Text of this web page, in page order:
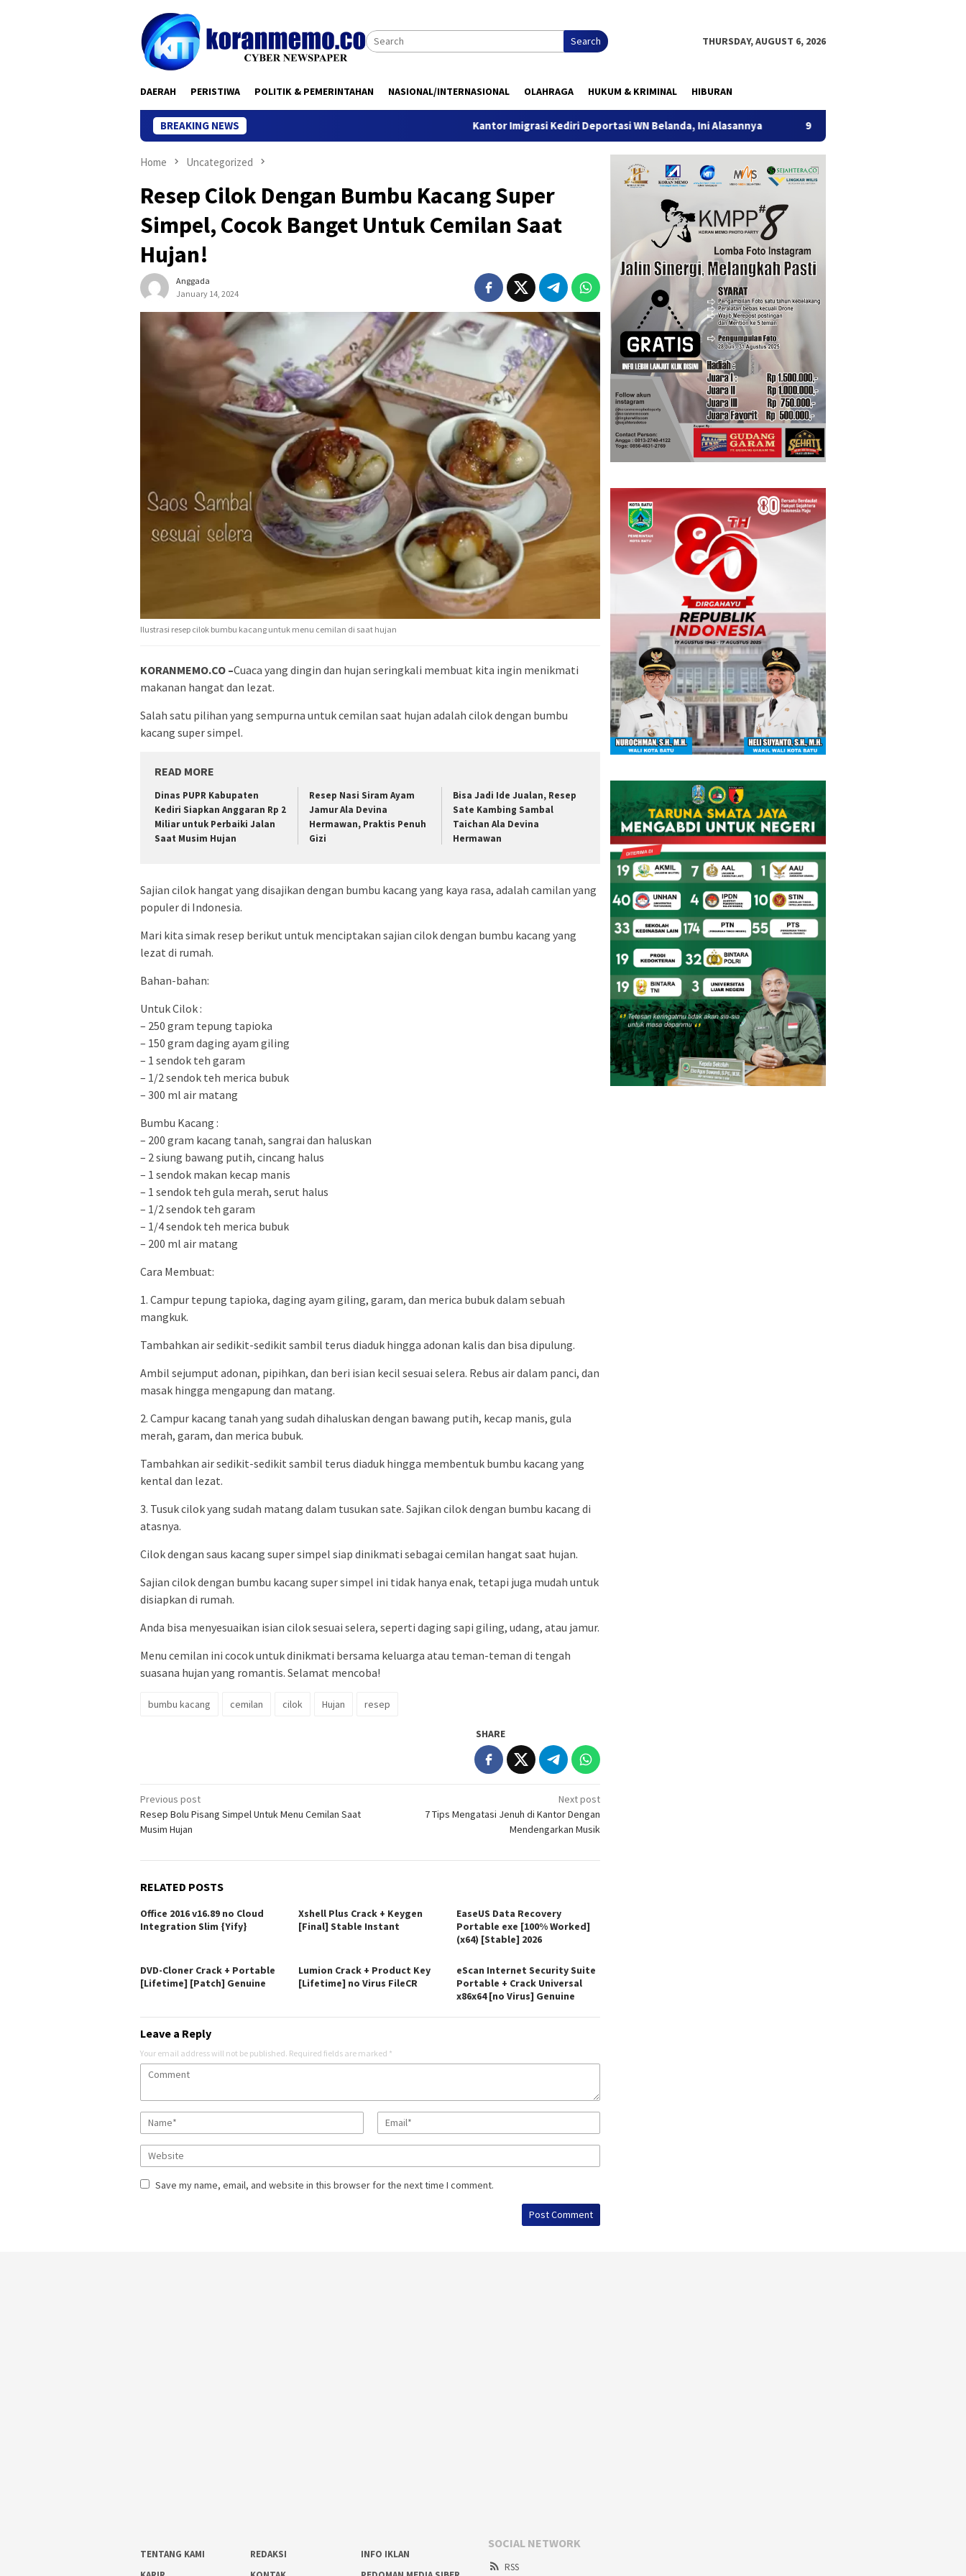
Search THURSDAY, AUGUST 6, 2026
DAERAH PERISTIWA POLITIK & PEMERINTAHAN NASIONAL/INTERNASIONAL OLAHRAGA HUKUM & KRIMINAL HIBURAN
BREAKING NEWS Kantor Imigrasi Kediri Deportasi WN Belanda, Ini Alasannya 9 Desa di 6 Kecamatan Tulungagung Alami
Home Uncategorized
Resep Cilok Dengan Bumbu Kacang Super
Simpel, Cocok Banget Untuk Cemilan Saat
Hujan!
Anggada
January 14, 2024
Ilustrasi resep cilok bumbu kacang untuk menu cemilan di saat hujan
KORANMEMO.CO –Cuaca yang dingin dan hujan seringkali membuat kita ingin menikmati
makanan hangat dan lezat.
Salah satu pilihan yang sempurna untuk cemilan saat hujan adalah cilok dengan bumbu
kacang super simpel.
READ MORE
Dinas PUPR Kabupaten
Kediri Siapkan Anggaran Rp 2
Miliar untuk Perbaiki Jalan
Saat Musim Hujan
Resep Nasi Siram Ayam
Jamur Ala Devina
Hermawan, Praktis Penuh
Gizi
Bisa Jadi Ide Jualan, Resep
Sate Kambing Sambal
Taichan Ala Devina
Hermawan
Sajian cilok hangat yang disajikan dengan bumbu kacang yang kaya rasa, adalah camilan yang
populer di Indonesia.
Mari kita simak resep berikut untuk menciptakan sajian cilok dengan bumbu kacang yang
lezat di rumah.
Bahan-bahan:
Untuk Cilok :
– 250 gram tepung tapioka
– 150 gram daging ayam giling
– 1 sendok teh garam
– 1/2 sendok teh merica bubuk
– 300 ml air matang
Bumbu Kacang :
– 200 gram kacang tanah, sangrai dan haluskan
– 2 siung bawang putih, cincang halus
– 1 sendok makan kecap manis
– 1 sendok teh gula merah, serut halus
– 1/2 sendok teh garam
– 1/4 sendok teh merica bubuk
– 200 ml air matang
Cara Membuat:
1. Campur tepung tapioka, daging ayam giling, garam, dan merica bubuk dalam sebuah
mangkuk.
Tambahkan air sedikit-sedikit sambil terus diaduk hingga adonan kalis dan bisa dipulung.
Ambil sejumput adonan, pipihkan, dan beri isian kecil sesuai selera. Rebus air dalam panci, dan
masak hingga mengapung dan matang.
2. Campur kacang tanah yang sudah dihaluskan dengan bawang putih, kecap manis, gula
merah, garam, dan merica bubuk.
Tambahkan air sedikit-sedikit sambil terus diaduk hingga membentuk bumbu kacang yang
kental dan lezat.
3. Tusuk cilok yang sudah matang dalam tusukan sate. Sajikan cilok dengan bumbu kacang di
atasnya.
Cilok dengan saus kacang super simpel siap dinikmati sebagai cemilan hangat saat hujan.
Sajian cilok dengan bumbu kacang super simpel ini tidak hanya enak, tetapi juga mudah untuk
disiapkan di rumah.
Anda bisa menyesuaikan isian cilok sesuai selera, seperti daging sapi giling, udang, atau jamur.
Menu cemilan ini cocok untuk dinikmati bersama keluarga atau teman-teman di tengah
suasana hujan yang romantis. Selamat mencoba!
bumbu kacang cemilan cilok Hujan resep
SHARE
Post
navigation
Previous post
Resep Bolu Pisang Simpel Untuk Menu Cemilan Saat
Musim Hujan
Next post
7 Tips Mengatasi Jenuh di Kantor Dengan
Mendengarkan Musik
RELATED POSTS
Office 2016 v16.89 no Cloud
Integration Slim {Yify}
Xshell Plus Crack + Keygen
[Final] Stable Instant
EaseUS Data Recovery
Portable exe [100% Worked]
(x64) [Stable] 2026
DVD-Cloner Crack + Portable
[Lifetime] [Patch] Genuine
Lumion Crack + Product Key
[Lifetime] no Virus FileCR
eScan Internet Security Suite
Portable + Crack Universal
x86x64 [no Virus] Genuine
Leave a Reply
Your email address will not be published. Required fields are marked *
Save my name, email, and website in this browser for the next time I comment.
TENTANG KAMI REDAKSI
INFO IKLAN
SOCIAL NETWORK
RSS